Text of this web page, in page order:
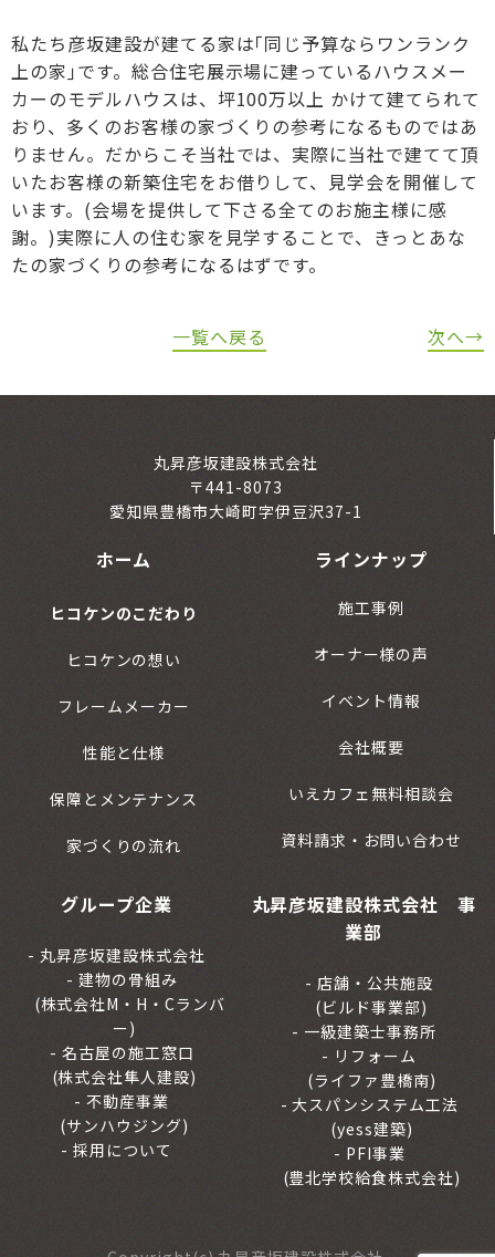
私たち彦坂建設が建てる家は｢同じ予算ならワンランク
上の家｣です。総合住宅展示場に建っているハウスメー
カーのモデルハウスは、坪100万以上 かけて建てられて
おり、多くのお客様の家づくりの参考になるものではあ
りません。だからこそ当社では、実際に当社で建てて頂
いたお客様の新築住宅をお借りして、見学会を開催して
います。(会場を提供して下さる全てのお施主様に感
謝。)実際に人の住む家を見学することで、きっとあな
たの家づくりの参考になるはずです。
一覧へ戻る 次へ→
丸昇彦坂建設株式会社
〒441-8073
愛知県豊橋市大崎町字伊豆沢37-1
ホーム
ヒコケンのこだわり
ヒコケンの想い
フレームメーカー
性能と仕様
保障とメンテナンス
家づくりの流れ
ラインナップ
施工事例
オーナー様の声
イベント情報
会社概要
いえカフェ無料相談会
資料請求・お問い合わせ
グループ企業
丸昇彦坂建設株式会社
建物の骨組み
(株式会社M・H・Cランバ
ー)
名古屋の施工窓口
(株式会社隼人建設)
不動産事業
(サンハウジング)
採用について
丸昇彦坂建設株式会社 事
業部
店舗・公共施設
(ビルド事業部)
一級建築士事務所
リフォーム
(ライファ豊橋南)
大スパンシステム工法
(yess建築)
PFI事業
(豊北学校給食株式会社)